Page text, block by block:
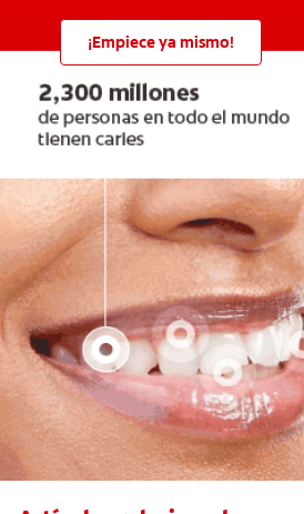
¡Empiece ya mismo!